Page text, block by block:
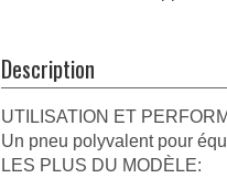
Description
UTILISATION ET
Un pneu polyvalent pour
LES PLUS DU MODÈLE: